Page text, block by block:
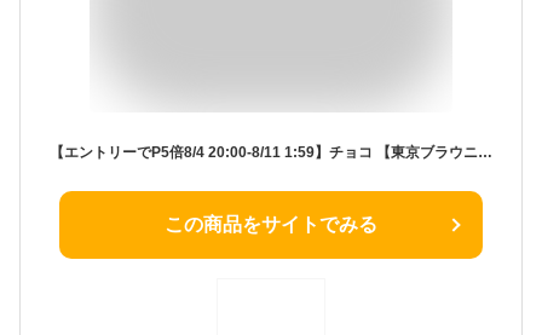
【エントリーでP5倍8/4 20:00-8/11 1:59】チョコ 【東京ブラウニー 5本入】お菓子 詰め合わせ コートクール ブラウニー 個包装 チョコレート スイーツ 洋菓子 内祝 お祝 お礼 おしゃれ 手土産 人気 プレゼント パッケージ お中元 御中元 夏ギフト 暑中見舞い
この商品をサイトでみる